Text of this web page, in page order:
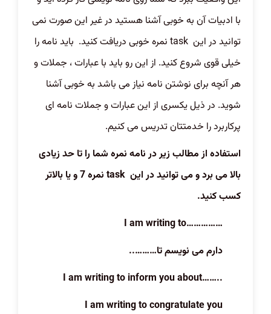
با ادبیات آن به خوبی آشنا هستید در غیر این صورت نمی
توانید در این task نمره خوبی دریافت کنید. باید نامه را
خیلی قوی شروع کنید. از این رو باید با عبارات ، جملات و
هر آنچه برای نوشتن نامه نیاز می باشد به خوبی آشنا
شوید. در ذیل یکسری از این عبارات و جملات نامه ای
پرکاربرد را خدمتتان تدریس می کنیم.
استفاده از مطالب زیر در نامه نمره شما را تا حد زیادی
بالا می برد و می توانید در این task
نمره 7 و یا بالاتر
کسب کنید.
I am writing to……………
دارم می نویسم تا………..
I am writing to inform you about……..
I am writing to congratulate you